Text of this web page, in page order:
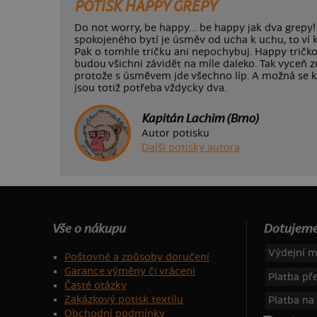
POTISK HAPPY GREPY
Do not worry, be happy... be happy jak dva
spokojeného bytí je úsměv od ucha k uchu, to ví
Pak o tomhle tričku ani nepochybuj. Happy
budou všichni závidět na míle daleko. Tak vyceň
protože s úsměvem jde všechno líp. A možná se
jsou totiž potřeba vždycky dva.
Kapitán Lachim (Brno)
Autor potisku
Další potisky autora
Vše o nákupu
Poštovné a způsoby doručení
Garance výměny či vrácení
Časté otázky
Zakázkový potisk textilu
Obchodní podmínky
Výdejní
Platba
Platba